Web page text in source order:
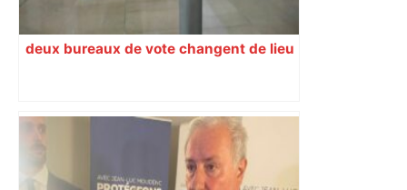
deux bureaux de vote changent de lieu